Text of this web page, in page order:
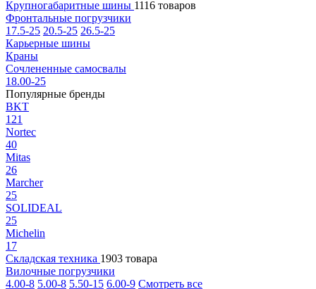
Крупногабаритные шины 1116 товаров
Фронтальные погрузчики
17.5-25 20.5-25 26.5-25
Карьерные шины
Краны
Сочлененные самосвалы
18.00-25
Популярные бренды
BKT
121
Nortec
40
Mitas
26
Marcher
25
SOLIDEAL
25
Michelin
17
Складская техника 1903 товара
Вилочные погрузчики
4.00-8 5.00-8 5.50-15 6.00-9 Смотреть все